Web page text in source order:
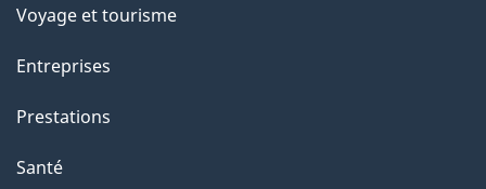
e
t
e
p
Voyage et tourisme
Entreprises
Prestations
Santé